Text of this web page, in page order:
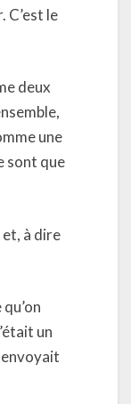
C’est le
deux
une
sont que
à dire
un
envoyait